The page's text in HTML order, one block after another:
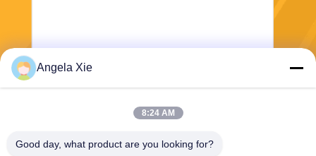
Angela Xie
8:24 AM
Good day, what product are you looking for?